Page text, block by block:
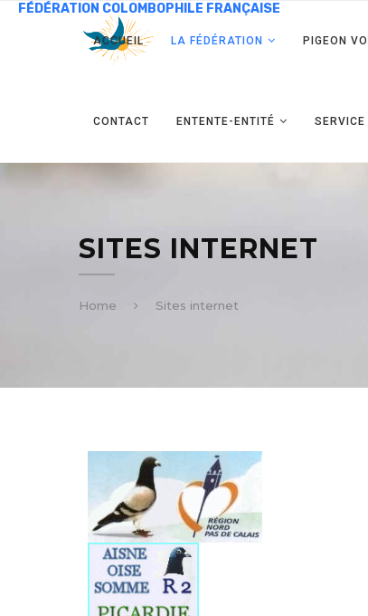
ACCUEIL LA FÉDÉRATION PIGEON
CONTACT ENTENTE-ENTITÉ
SITES INTERNET
Home Sites internet